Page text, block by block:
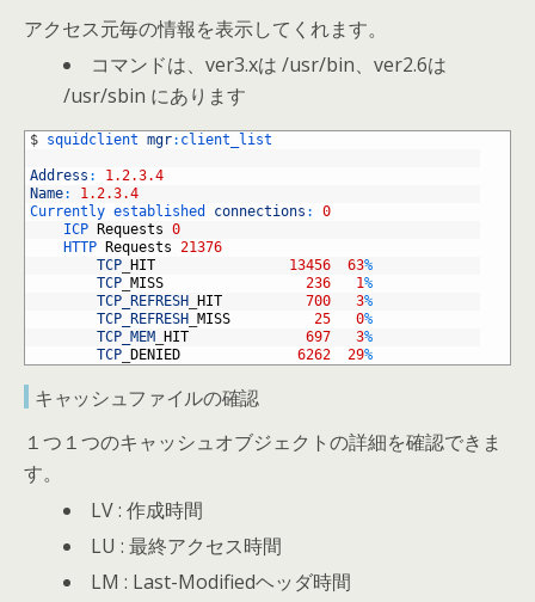
アクセス元毎の情報を表示してくれます。
コマンドは、ver3.xは /usr/bin、ver2.6は
/usr/sbin にあります
$ squidclient mgr: client_list
Address :
1.2.3.4
Name:
1.2.3.4
Currently established connections :
0
ICP
Requests 0
HTTP
Requests 21376
TCP
HIT 13456 63%
TCP MISS 236 1%
TCP_REFRESH
HIT 700 3%
TCP_REFRESH
MISS 25 0%
TCP_MEM
HIT 697 3%
TCP
DENIED 6262 29%
キャッシュファイルの確認
１つ１つのキャッシュオブジェクトの詳細を確認できま
す。
LV : 作成時間
LU : 最終アクセス時間
LM : Last-Modifiedヘッダ時間